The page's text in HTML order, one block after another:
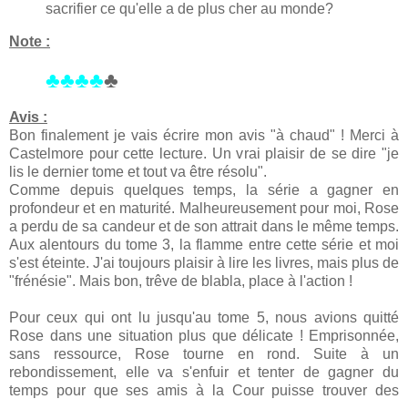
sacrifier ce qu'elle a de plus cher au monde?
Note :
♣♣♣♣♣
Avis :
Bon finalement je vais écrire mon avis "à chaud" ! Merci à
Castelmore pour cette lecture. Un vrai plaisir de se dire "je
lis le dernier tome et tout va être résolu".
Comme depuis quelques temps, la série a gagner en
profondeur et en maturité. Malheureusement pour moi, Rose
a perdu de sa candeur et de son attrait dans le même temps.
Aux alentours du tome 3, la flamme entre cette série et moi
s'est éteinte. J'ai toujours plaisir à lire les livres, mais plus de
"frénésie". Mais bon, trêve de blabla, place à l'action !
Pour ceux qui ont lu jusqu'au tome 5, nous avions quitté
Rose dans une situation plus que délicate ! Emprisonnée,
sans ressource, Rose tourne en rond. Suite à un
rebondissement, elle va s'enfuir et tenter de gagner du
temps pour que ses amis à la Cour puisse trouver des